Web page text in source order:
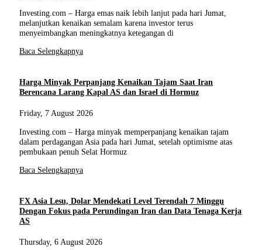
Investing.com – Harga emas naik lebih lanjut pada hari Jumat,
melanjutkan kenaikan semalam karena investor terus
menyeimbangkan meningkatnya ketegangan di
Baca Selengkapnya
Harga Minyak Perpanjang Kenaikan Tajam Saat Iran
Berencana Larang Kapal AS dan Israel di Hormuz
Friday, 7 August 2026
Investing.com – Harga minyak memperpanjang kenaikan tajam
dalam perdagangan Asia pada hari Jumat, setelah optimisme atas
pembukaan penuh Selat Hormuz
Baca Selengkapnya
FX Asia Lesu, Dolar Mendekati Level Terendah 7 Minggu
Dengan Fokus pada Perundingan Iran dan Data Tenaga Kerja
AS
Thursday, 6 August 2026